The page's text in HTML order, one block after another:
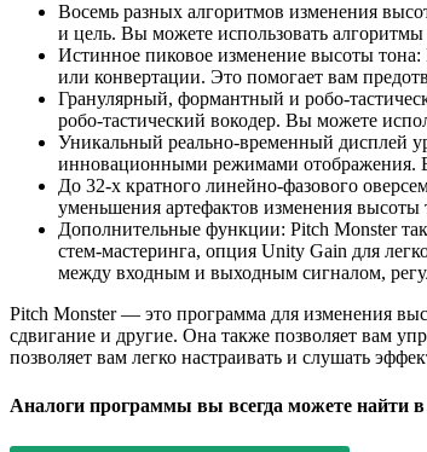
Восемь разных алгоритмов изменения
и цель. Вы можете использовать алгоритмы
Истинное пиковое изменение высоты тона:
или конвертации. Это помогает вам
Гранулярный, формантный и робо-
робо-тастический вокодер. Вы можете
Уникальный реально-временный дисплей
инновационными режимами отображения.
До 32-х кратного линейно-фазового
уменьшения артефактов изменения высоты
Дополнительные функции: Pitch Monster
стем-мастеринга, опция Unity Gain для
между входным и выходным сигналом,
Pitch Monster — это программа для изменения
сдвигание и другие. Она также позволяет вам
позволяет вам легко настраивать и слушать
Аналоги программы вы всегда можете найти